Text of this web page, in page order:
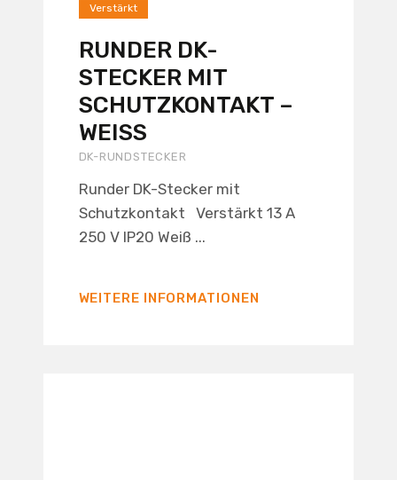
Verstärkt
RUNDER DK-
STECKER MIT
SCHUTZKONTAKT –
WEISS
DK-RUNDSTECKER
Runder DK-Stecker mit
Schutzkontakt Verstärkt 13 A
250 V IP20 Weiß ...
WEITERE INFORMATIONEN